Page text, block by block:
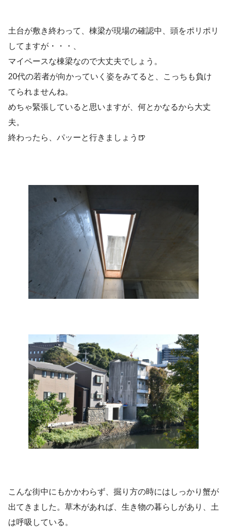
土台が敷き終わって、棟梁が現場の確認中、頭をポリポリ
してますが・・・、
マイペースな棟梁なので大丈夫でしょう。
20代の若者が向かっていく姿をみてると、こっちも負け
てられませんね。
めちゃ緊張していると思いますが、何とかなるから大丈
夫。
終わったら、パッーと行きましょう🍺
こんな街中にもかかわらず、掘り方の時にはしっかり蟹が
出てきました。草木があれば、生き物の暮らしがあり、土
は呼吸している。